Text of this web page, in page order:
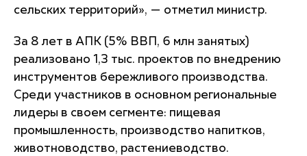
сельских территорий», — отметил министр.
За 8 лет в АПК (5% ВВП, 6 млн занятых)
реализовано 1,3 тыс. проектов по внедрению
инструментов бережливого производства.
Среди участников в основном региональные
лидеры в своем сегменте: пищевая
промышленность, производство напитков,
животноводство, растениеводство.